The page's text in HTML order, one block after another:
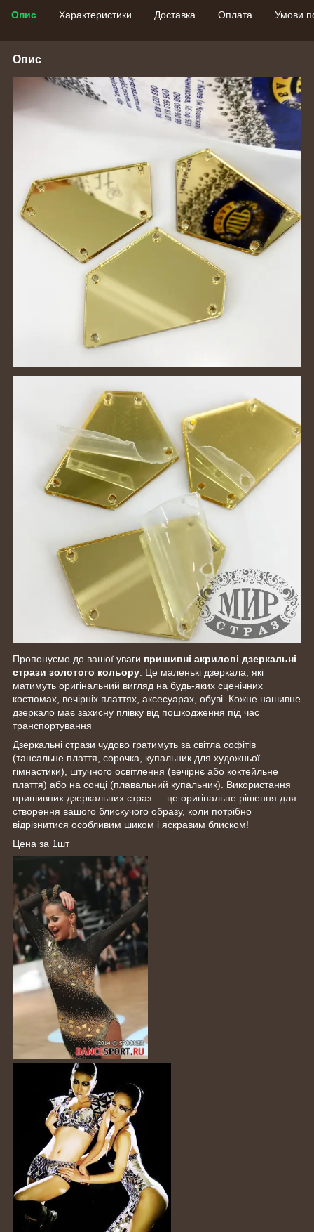
Опис Характеристики Доставка Оплата Умови
Опис
Пропонуємо до вашої уваги пришивні акрилові дзеркальні
стрази золотого кольору . Це маленькі дзеркала, які
матимуть оригінальний вигляд на будь-яких сценічних
костюмах, вечірніх платтях, аксесуарах, обуві. Кожне нашивне
дзеркало має захисну плівку від пошкодження під час
транспортування
Дзеркальні стрази чудово гратимуть за світла софітів
(тансальне плаття, сорочка, купальник для художньої
гімнастики), штучного освітлення (вечірнє або коктейльне
плаття) або на сонці (плавальний купальник). Використання
пришивних дзеркальних страз — це оригінальне рішення для
створення вашого блискучого образу, коли потрібно
відрізнитися особливим шиком і яскравим блиском!
Цена за 1шт